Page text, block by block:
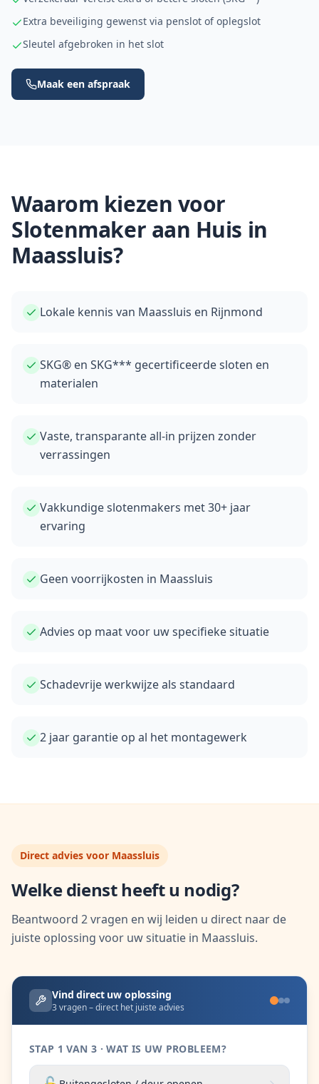
Extra beveiliging gewenst via penslot of oplegslot
Sleutel afgebroken in het slot
Maak een afspraak
Waarom kiezen voor
Slotenmaker aan Huis in
Maassluis?
Lokale kennis van Maassluis en Rijnmond
SKG® en SKG*** gecertificeerde sloten en
materialen
Vaste, transparante all-in prijzen zonder
verrassingen
Vakkundige slotenmakers met 30+ jaar
ervaring
Geen voorrijkosten in Maassluis
Advies op maat voor uw specifieke situatie
Schadevrije werkwijze als standaard
2 jaar garantie op al het montagewerk
Direct advies voor Maassluis
Welke dienst heeft u nodig?
Beantwoord 2 vragen en wij leiden u direct naar de
juiste oplossing voor uw situatie in Maassluis.
Vind direct uw oplossing
3 vragen – direct het juiste advies
STAP 1 VAN 3 · WAT IS UW PROBLEEM?